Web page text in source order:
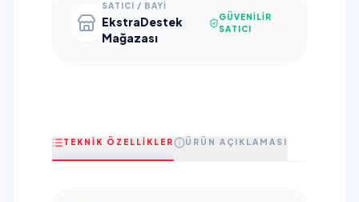
SATICI / BAYI
EkstraDestek
Mağazası
GÜVENILIR
SATICI
TEKNİK ÖZELLİKLER ÜRÜN AÇIKLAMASI